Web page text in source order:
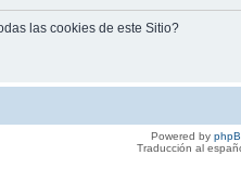
las cookies de este Sitio?
Powered by
Traducción al